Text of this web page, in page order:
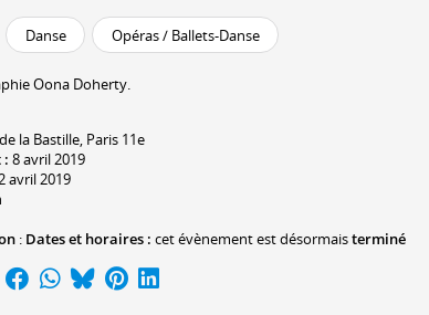
Danse Opéras / Ballets-Danse
Oona Doherty.
la Bastille, Paris 11e
: 8 avril 2019
avril 2019
: Dates et horaires : cet évènement est désormaisterminé